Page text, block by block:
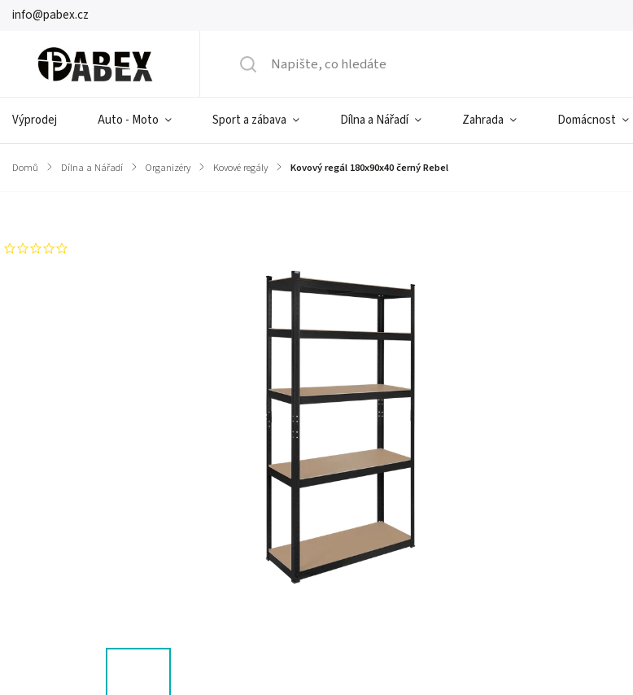
info@pabex.cz
Výprodej Auto - Moto Sport a zábava Dílna a Nářadí Zahrada Domácnost
Domů / Dílna a Nářadí / Organizéry / Kovové regály / Kovový regál 180x90x40 černý Rebel